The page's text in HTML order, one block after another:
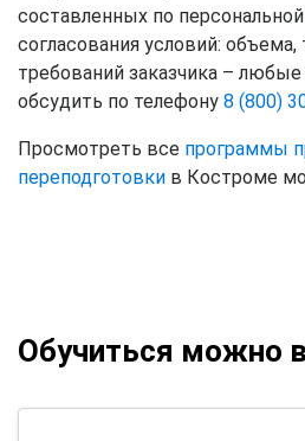
составленных по
согласования условий:
требований заказчика –
обсудить по телефону 8 (800)
Просмотреть все программы
переподготовки в Костроме
Обучиться можно